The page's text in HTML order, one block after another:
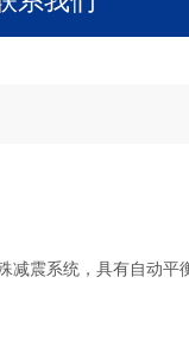
减震系统，具有自动平